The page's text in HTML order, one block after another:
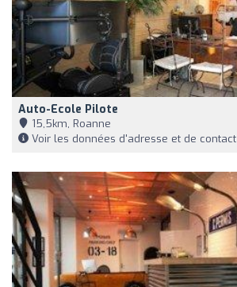
Auto-Ecole Pilote
15,5km, Roanne
Voir les données d'adresse et de contact